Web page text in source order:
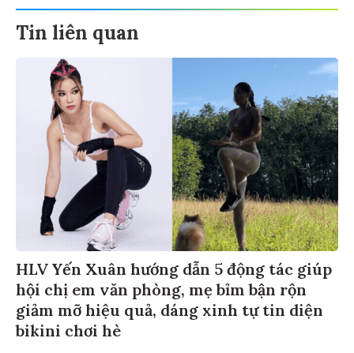
Tin liên quan
HLV Yến Xuân hướng dẫn 5 động tác giúp
hội chị em văn phòng, mẹ bỉm bận rộn
giảm mỡ hiệu quả, dáng xinh tự tin diện
bikini chơi hè